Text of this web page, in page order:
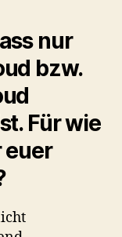
nur
bzw.
Für wie
euer